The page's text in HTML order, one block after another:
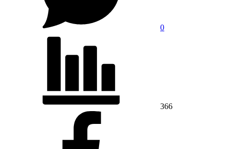
0
366